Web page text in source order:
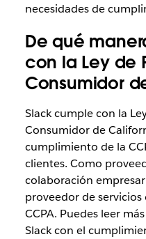
necesidades de
De qué
con la Ley de
Consumidor
Slack cumple con la
Consumidor de
cumplimiento de la
clientes. Como
colaboración
proveedor de
CCPA. Puedes leer
Slack con el